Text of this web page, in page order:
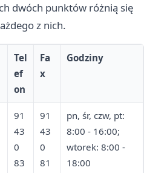
dwóch punktów różnią się
z nich.
Tel
ef
on
Fa
x
Godziny
91
43
0
83
91
43
0
81
pn, śr, czw, pt:
8:00 - 16:00;
wtorek: 8:00 -
18:00